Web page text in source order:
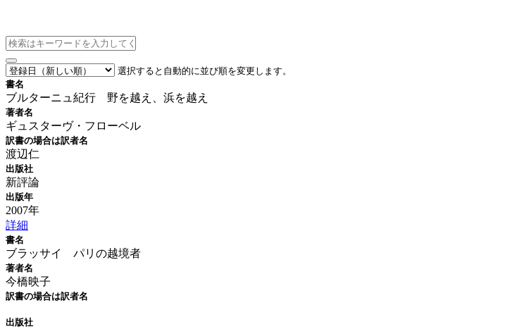
選択すると自動的に並び順を変更します。
書名
ブルターニュ紀行 野を越え、浜を越え
著者名
ギュスターヴ・フローベル
訳書の場合は訳者名
渡辺仁
出版社
新評論
出版年
2007年
詳細
書名
ブラッサイ パリの越境者
著者名
今橋映子
訳書の場合は訳者名
出版社